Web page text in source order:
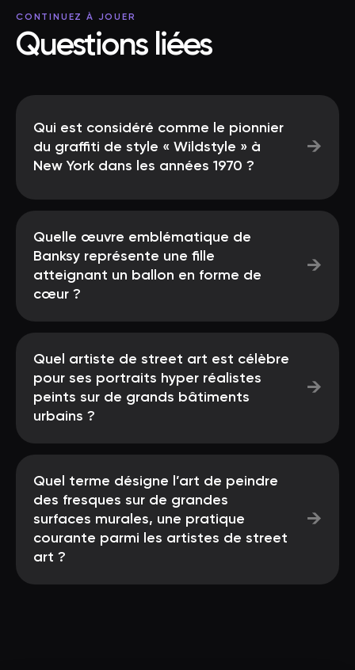
CONTINUEZ À JOUER
Questions liées
Qui est considéré comme le pionnier
du graffiti de style « Wildstyle » à
New York dans les années 1970 ?
→
Quelle œuvre emblématique de
Banksy représente une fille
atteignant un ballon en forme de
cœur ?
→
Quel artiste de street art est célèbre
pour ses portraits hyper réalistes
peints sur de grands bâtiments
urbains ?
→
Quel terme désigne l’art de peindre
des fresques sur de grandes
surfaces murales, une pratique
courante parmi les artistes de street
art ?
→